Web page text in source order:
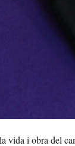
vida i obra del